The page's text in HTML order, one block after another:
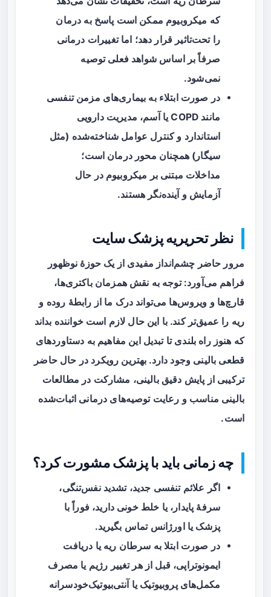
که میکروبیوم ممکن است پاسخ به درمان
را تحت‌تاثیر قرار دهد؛ اما تغییرات درمانی
صرفاً بر اساس شواهد فعلی توصیه
نمی‌شود.
در صورت ابتلاء به بیماری‌های مزمن تنفسی
مانند COPD یا آسم، مدیریت دارویی
استاندارد و کنترل عوامل شناخته‌شده (مثل
سیگار) همچنان محور درمان است؛
مداخلات مبتنی بر میکروبیوم در حال
آزمایش و آینده‌نگر هستند.
نظر تحریریه پزشک سایت
مرور حاضر چشم‌انداز مفیدی از یک حوزهٔ نوظهور
فراهم می‌آورد: توجه به نقش همزمان باکتری‌ها،
قارچ‌ها و ویروس‌ها می‌تواند درک ما از رابطهٔ روده و
ریه را عمیق‌تر کند. با این حال لازم است خواننده بداند
که هنوز راه بلندی تا تبدیل این مفاهیم به دستاوردهای
قطعی بالینی وجود دارد. بهترین رویکرد در حال حاضر
ترکیبی از پایش دقیق بالینی، مشارکت در مطالعات
بالینی مناسب و رعایت توصیه‌های درمانی اثبات‌شده
است.
چه زمانی باید با پزشک مشورت کرد؟
اگر علائم تنفسی جدید، تشدید نفس‌تنگی،
سرفهٔ پایدار، یا خلط خونی دارید، فوراً با
پزشک یا اورژانس تماس بگیرید.
در صورت ابتلا به سرطان ریه یا دریافت
ایمونوتراپی، قبل از هر تغییر رژیم یا مصرف
مکمل‌های پروبیوتیک یا آنتی‌بیوتیک‌خودسرانه